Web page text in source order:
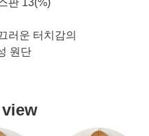
판 13(%)
러운 터치감의
원단